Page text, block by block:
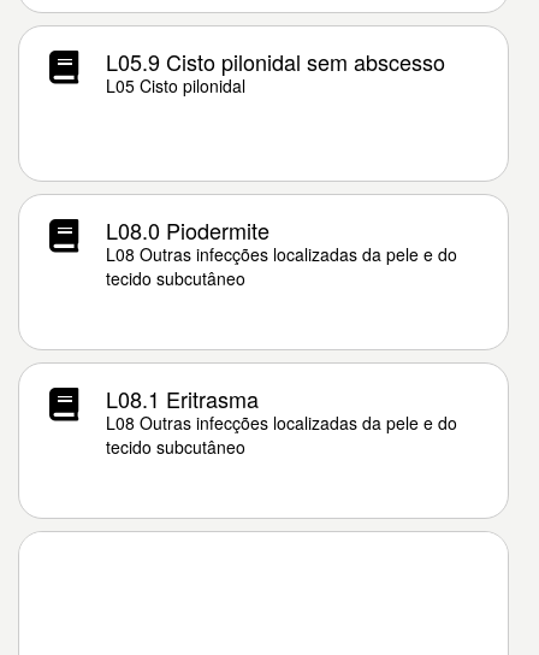
L05.9 Cisto pilonidal sem abscesso
L05 Cisto pilonidal
L08.0 Piodermite
L08 Outras infecções localizadas da pele e do
tecido subcutâneo
L08.1 Eritrasma
L08 Outras infecções localizadas da pele e do
tecido subcutâneo